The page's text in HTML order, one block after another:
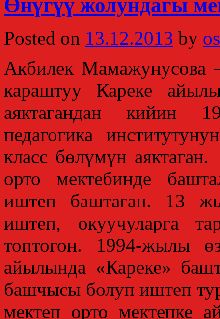
Өнүгүү жолундагы
Posted on 13.12.2013 by
Акбилек Мамажунусова
караштуу Кареке
аяктагандан кийин
педагогика
класс бөлүмүн
орто мектебинде
иштеп баштаган. 13
иштеп, окуучуларга
топтогон. 1994-жылы
айылында «Кареке»
башчысы болуп иштеп
мектеп орто мектепке